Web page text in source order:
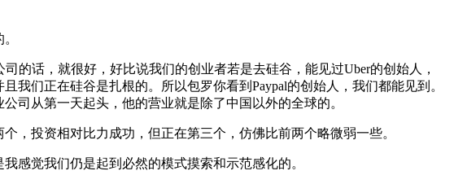
话，就很好，好比说我们的创业者若是去硅谷，能见过Uber的创始人，
们正在硅谷是扎根的。所以包罗你看到Paypal的创始人，我们都能见到。
司从第一天起头，他的营业就是除了中国以外的全球的。
投资相对比力成功，但正在第三个，仿佛比前两个略微弱一些。
觉我们仍是起到必然的模式摸索和示范感化的。